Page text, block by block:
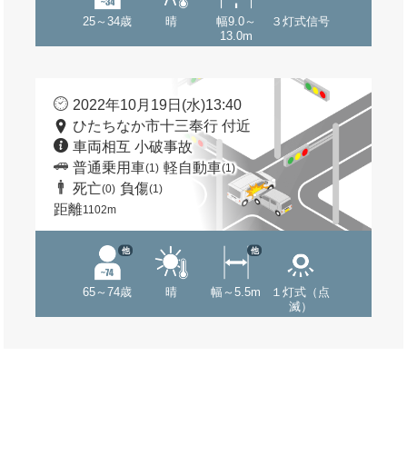
25～34歳 晴
幅9.0～
13.0m
３灯式信号
2022年10月19日(水)13:40
ひたちなか市十三奉行 付近
車両相互 小破事故
普通乗用車(1) 軽自動車(1)
死亡(0) 負傷(1)
距離1102m
65～74歳
他
晴 幅～5.5m
他
１灯式（点
滅）